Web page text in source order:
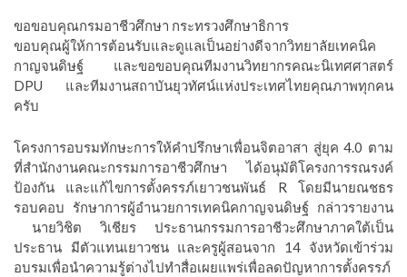
ขอขอบคุณกรมอาชีวศึกษา กระทรวงศึกษาธิการ
ขอบคุณผู้ให้การต้อนรับและดูแลเป็นอย่างดีจากวิทยาลัยเทคนิค
กาญจนดิษฐ์ และขอขอบคุณทีมงานวิทยากรคณะนิเทศศาสตร์
DPU และทีมงานสถาบันยุวทัศน์แห่งประเทศไทยคุณภาพทุกคน
ครับ
โครงการอบรมทักษะการให้คำปรึกษาเพื่อนจิตอาสา สู่ยุค 4.0 ตาม
ที่สำนักงานคณะกรรมการอาชีวศึกษา ได้อนุมัติโครงการรณรงค์
ป้องกัน และแก้ไขการตั้งครรภ์เยาวชนพันธ์ R โดยมีนายณชธร
รอบคอบ รักษาการผู้อำนวยการเทคนิคกาญจนดิษฐ์ กล่าวรายงาน
นายวิชิต วิเชียร ประธานกรรมการอาชีวะศึกษาภาคใต้เป็น
ประธาน มีตัวแทนเยาวชน และครูผู้สอนจาก 14 จังหวัดเข้าร่วม
อบรมเพื่อนำความรู้ต่างไปทำสื่อเผยแพร่เพื่อลดปัญหาการตั้งครรภ์